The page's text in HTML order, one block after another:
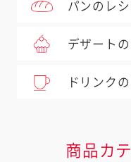
パンのレ
デザート
ドリンク
商品カ